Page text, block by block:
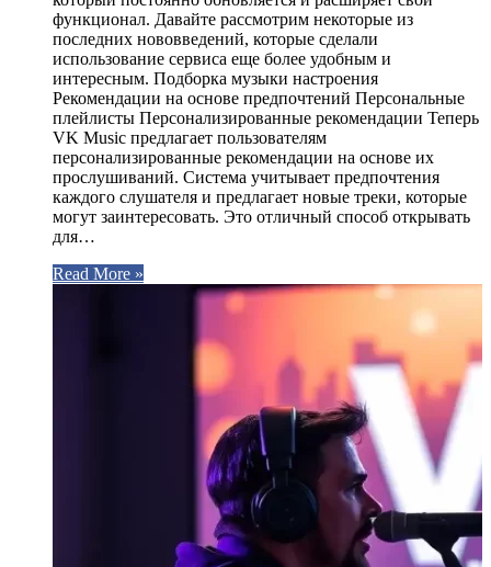
функционал. Давайте рассмотрим некоторые из
последних нововведений, которые сделали
использование сервиса еще более удобным и
интересным. Подборка музыки настроения
Рекомендации на основе предпочтений Персональные
плейлисты Персонализированные рекомендации Теперь
VK Music предлагает пользователям
персонализированные рекомендации на основе их
прослушиваний. Система учитывает предпочтения
каждого слушателя и предлагает новые треки, которые
могут заинтересовать. Это отличный способ открывать
для…
Read More »